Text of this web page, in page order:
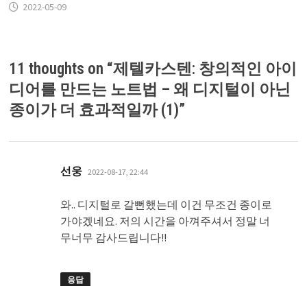
2022-05-09
11 thoughts on “제텔카스텐: 창의적인 아이
디어를 만드는 노트법 – 왜 디지털이 아닌
종이가 더 효과적일까 (1)”
선웅 댓
글:
2022-08-17, 22:44
와.. 디지털로 갈뻔했는데 이건 무조건 종이로
가야겠네요. 저의 시간을 아껴주셔서 정말 너
무너무 감사드립니다!!
응답